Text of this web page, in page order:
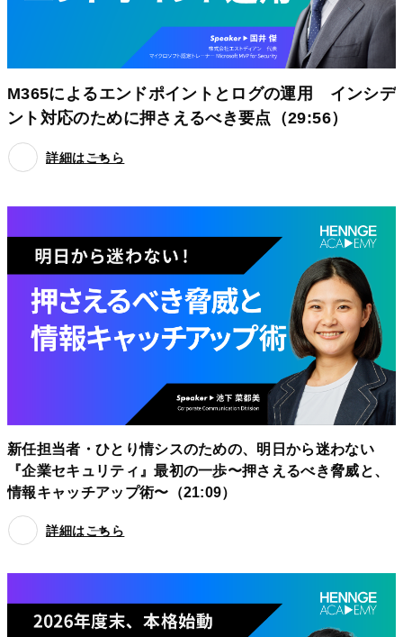
M365によるエンドポイントとログの運用 インシデ
ント対応のために押さえるべき要点（29:56）
詳細はこちら
新任担当者・ひとり情シスのための、明日から迷わない
『企業セキュリティ』最初の一歩〜押さえるべき脅威と、
情報キャッチアップ術〜（21:09）
詳細はこちら